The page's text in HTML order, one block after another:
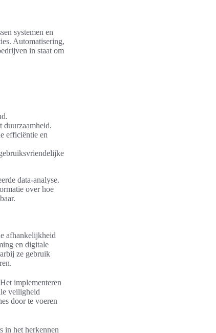
systemen en
Automatisering,
in staat om
duurzaamheid.
efficiëntie en
data-analyse.
over hoe
afhankelijkheid
en digitale
ze gebruik
implementeren
veiligheid
door te voeren
in het herkennen